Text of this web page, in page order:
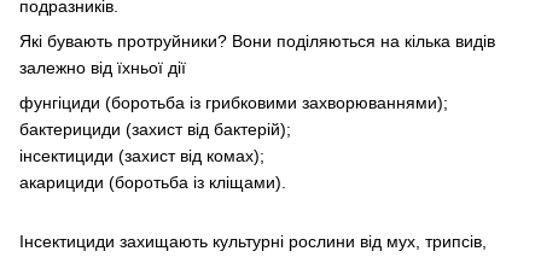
подразників.
Які бувають протруйники? Вони поділяються на кілька видів
залежно від їхньої дії
фунгіциди (боротьба із грибковими захворюваннями);
бактерициди (захист від бактерій);
інсектициди (захист від комах);
акарициди (боротьба із кліщами).
Інсектициди захищають культурні рослини від мух, трипсів,